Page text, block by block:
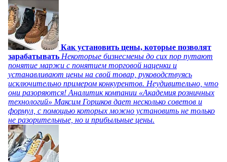
Как установить цены, которые позволят
зарабатывать Некоторые бизнесмены до сих пор путают
понятие маржи с понятием торговой наценки и
устанавливают цены на свой товар, руководствуясь
исключительно примером конкурентов. Неудивительно, что
они разоряются! Аналитик компании «Академия розничных
технологий» Максим Горшков дает несколько советов и
формул, с помощью которых можно установить не только
не разорительные, но и прибыльные цены.